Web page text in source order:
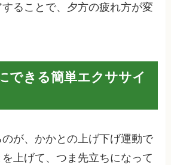
ることで、夕方の疲れ方が変
できる簡単エクササイ
が、かかとの上げ下げ運動で
上げて、つま先立ちになって